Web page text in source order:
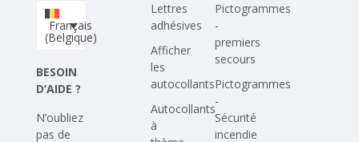
Téléchargez votre propre conception
Corona Covid-19
Français
(Belgique)
BESOIN
D’AIDE ?
N’oubliez
pas de
Lettres
adhésives
Afficher
les
autocollants
Autocollants
à
Pictogrammes
-
premiers
secours
Pictogrammes
-
Sécurité
incendie